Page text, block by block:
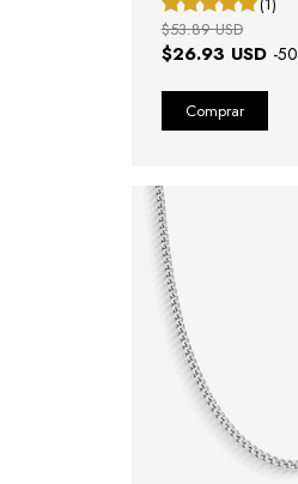
$26.93 USD -50
$53.89 USD